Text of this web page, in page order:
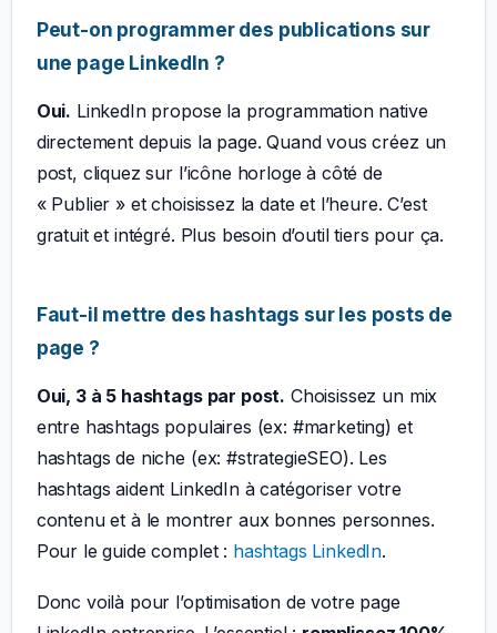
Peut-on programmer des publications sur
une page LinkedIn ?
Oui. LinkedIn propose la programmation native
directement depuis la page. Quand vous créez un
post, cliquez sur l’icône horloge à côté de
« Publier » et choisissez la date et l’heure. C’est
gratuit et intégré. Plus besoin d’outil tiers pour ça.
Faut-il mettre des hashtags sur les posts de
page ?
Oui, 3 à 5 hashtags par post. Choisissez un mix
entre hashtags populaires (ex: #marketing) et
hashtags de niche (ex: #strategieSEO). Les
hashtags aident LinkedIn à catégoriser votre
contenu et à le montrer aux bonnes personnes.
Pour le guide complet : hashtags LinkedIn.
Donc voilà pour l’optimisation de votre page